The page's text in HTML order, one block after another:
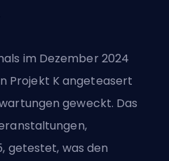
im Dezember 2024
Projekt K angeteasert
geweckt. Das
, getestet, was den